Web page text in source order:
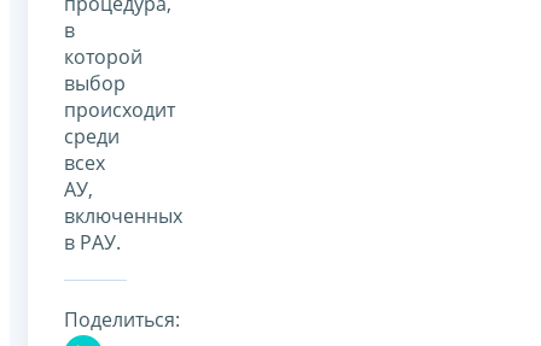
в
которой
выбор
происходит
среди
всех
АУ,
включенных
в РАУ.
Поделиться: